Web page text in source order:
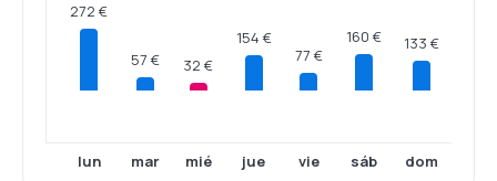
272 €
lun
57 €
mar
32 €
mié
154 €
jue
77 €
vie
160 €
sáb
133 €
dom